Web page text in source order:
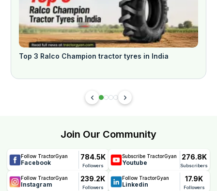
Top 3 Ralco Champion tractor tyres in India
Join Our Community
Follow TractorGyan
Facebook
784.5K
Followers
Subscribe TractorGyan
Youtube
276.8K
Subscribers
Follow TractorGyan
Instagram
239.2K
Followers
Follow TractorGyan
Linkedin
17.9K
Followers